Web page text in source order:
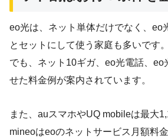
eo光は、ネット単体だけでなく、eo
とセットにして使う家庭も多いです
でも、ネット10ギガ、eo光電話、eo
せた料金例が案内されています。
また、auスマホやUQ mobileは最大
mineoはeoのネットサービス月額料